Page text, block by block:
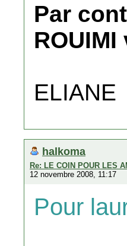
Par
ELIANE
halkoma
Re: LE COIN POUR LES
12 novembre 2008, 11:17
Pour